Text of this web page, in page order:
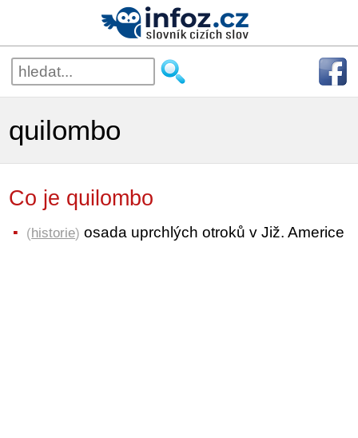
quilombo
Co je quilombo
(historie) osada uprchlých otroků v Již. Americe